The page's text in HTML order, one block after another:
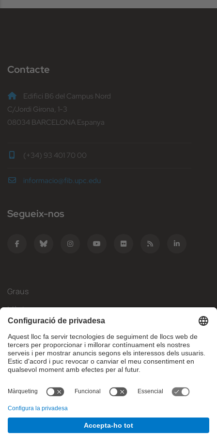
Contacte
Edifici B6 del Campus Nord
C/Jordi Girona, 1-3
08034 BARCELONA Espanya
(+34) 93 401 70 00
informacio@fib.upc.edu
Segueix-nos
Graus
Màsters
Mobilitat Internacional
Recerca
Empresa
Què necessites?